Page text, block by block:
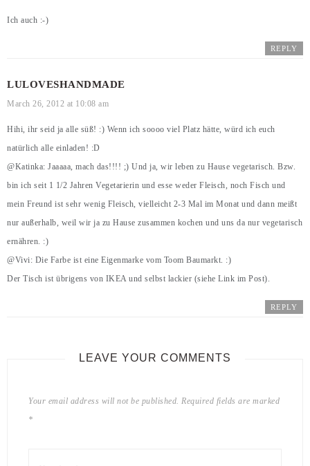
Ich auch :-)
REPLY
LULOVESHANDMADE
March 26, 2012 at 10:08 am
Hihi, ihr seid ja alle süß! :) Wenn ich soooo viel Platz hätte, würd ich euch
natürlich alle einladen! :D
@Katinka: Jaaaaa, mach das!!!! ;) Und ja, wir leben zu Hause vegetarisch. Bzw.
bin ich seit 1 1/2 Jahren Vegetarierin und esse weder Fleisch, noch Fisch und
mein Freund ist sehr wenig Fleisch, vielleicht 2-3 Mal im Monat und dann meißt
nur außerhalb, weil wir ja zu Hause zusammen kochen und uns da nur vegetarisch
ernähren. :)
@Vivi: Die Farbe ist eine Eigenmarke vom Toom Baumarkt. :)
Der Tisch ist übrigens von IKEA und selbst lackier (siehe Link im Post).
REPLY
LEAVE YOUR COMMENTS
Your email address will not be published. Required fields are marked
*